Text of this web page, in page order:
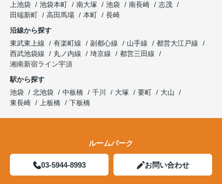
上池袋
池袋本町 南大塚 池袋 南長崎
志茂
田端新町
高田馬場 本町
長崎
沿線から探す
東武東上線
有楽町線 副都心線 山手線
都営大江戸線
西武池袋線
丸ノ内線 埼京線
都営三田線
湘南新宿ライン宇須
駅から探す
池袋
北池袋 中板橋 千川 大塚 要町
大山
東長崎
上板橋 下板橋
ルームパーク
03-5944-8993 お問い合わせ